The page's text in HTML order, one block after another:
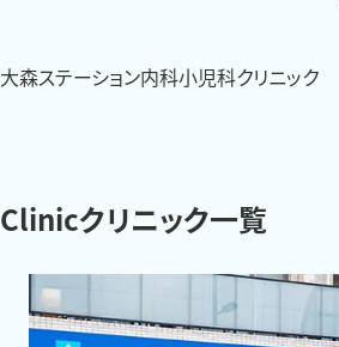
大森ステーション内科小児科クリニック
Clinicクリニック一覧